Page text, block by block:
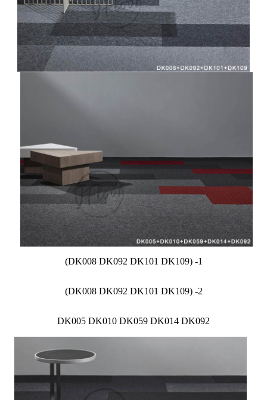
(DK008 DK092 DK101 DK109) -1
(DK008 DK092 DK101 DK109) -2
DK005 DK010 DK059 DK014 DK092